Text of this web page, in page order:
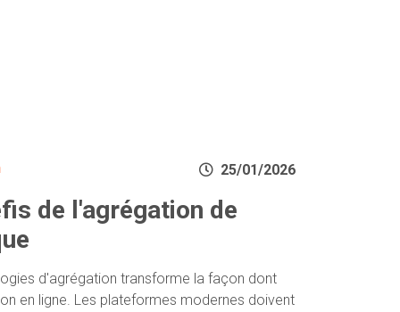
25/01/2026
de l'agrégation de
d'agrégation transforme la façon dont
en ligne. Les plateformes modernes doivent